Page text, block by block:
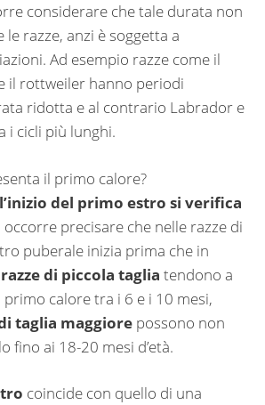
considerare che tale durata non
razze, anzi è soggetta a
Ad esempio razze come il
il rottweiler hanno periodi
ridotta e al contrario Labrador e
i cicli più lunghi.
il primo calore?
l’inizio del primo estro si verifica
occorre precisare che nelle razze di
puberale inizia prima che in
di piccola taglia tendono a
calore tra i 6 e i 10 mesi,
taglia maggiore possono non
fino ai 18-20 mesi d’età.
coincide con quello di una